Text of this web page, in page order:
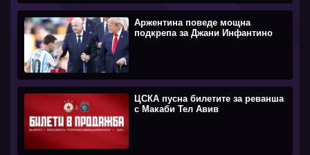
Аржентина поведе мощна
подкрепа за Джани Инфантино
ЦСКА пусна билетите за реванша
с Макаби Тел Авив